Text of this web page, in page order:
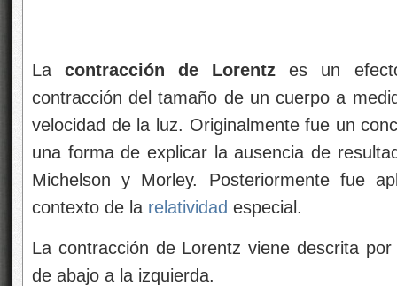
Lacontracción de Lorentz es un
contracción del tamaño de un cuerpo a
velocidad de la luz. Originalmente fue un
una forma de explicar la ausencia de
Michelson y Morley. Posteriormente fue
contexto de la relatividad especial.
La contracción de Lorentz viene descrita
de abajo a la izquierda.